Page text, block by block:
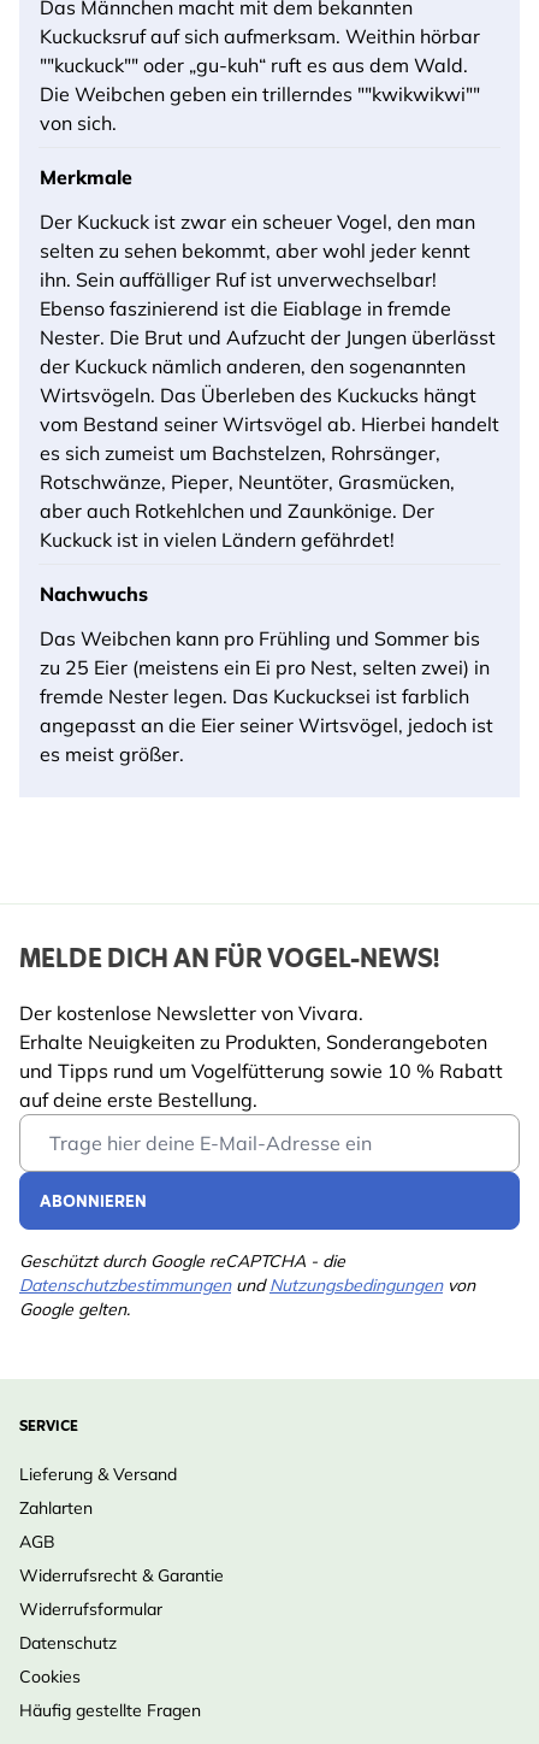
Das Männchen macht mit dem bekannten
Kuckucksruf auf sich aufmerksam. Weithin hörbar
""kuckuck"" oder „gu-kuh“ ruft es aus dem Wald.
Die Weibchen geben ein trillerndes ""kwikwikwi""
von sich.
Merkmale
Der Kuckuck ist zwar ein scheuer Vogel, den man
selten zu sehen bekommt, aber wohl jeder kennt
ihn. Sein auffälliger Ruf ist unverwechselbar!
Ebenso faszinierend ist die Eiablage in fremde
Nester. Die Brut und Aufzucht der Jungen überlässt
der Kuckuck nämlich anderen, den sogenannten
Wirtsvögeln. Das Überleben des Kuckucks hängt
vom Bestand seiner Wirtsvögel ab. Hierbei handelt
es sich zumeist um Bachstelzen, Rohrsänger,
Rotschwänze, Pieper, Neuntöter, Grasmücken,
aber auch Rotkehlchen und Zaunkönige. Der
Kuckuck ist in vielen Ländern gefährdet!
Nachwuchs
Das Weibchen kann pro Frühling und Sommer bis
zu 25 Eier (meistens ein Ei pro Nest, selten zwei) in
fremde Nester legen. Das Kuckucksei ist farblich
angepasst an die Eier seiner Wirtsvögel, jedoch ist
es meist größer.
MELDE DICH AN FÜR VOGEL-NEWS!
Der kostenlose Newsletter von Vivara.
Erhalte Neuigkeiten zu Produkten, Sonderangeboten
und Tipps rund um Vogelfütterung sowie 10 % Rabatt
auf deine erste Bestellung.
Email Address
ABONNIEREN
Geschützt durch Google reCAPTCHA - die
DatenschutzbestimmungenundNutzungsbedingungenvon
Google gelten.
SERVICE
Lieferung & Versand
Zahlarten
AGB
Widerrufsrecht & Garantie
Widerrufsformular
Datenschutz
Cookies
Häufig gestellte Fragen